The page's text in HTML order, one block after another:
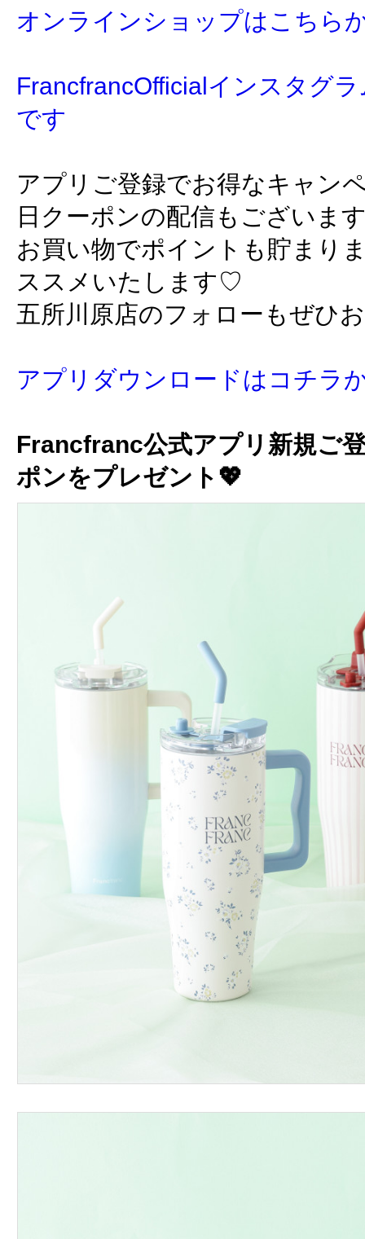
オンラインショップはこちら
FrancfrancOfficialインスタグ
です
アプリご登録でお得なキャン
日クーポンの配信もございま
お買い物でポイントも貯まり
ススメいたします♡
五所川原店のフォローもぜひ
アプリダウンロードはコチラ
Francfranc公式アプリ新規ご
ポンをプレゼント💖